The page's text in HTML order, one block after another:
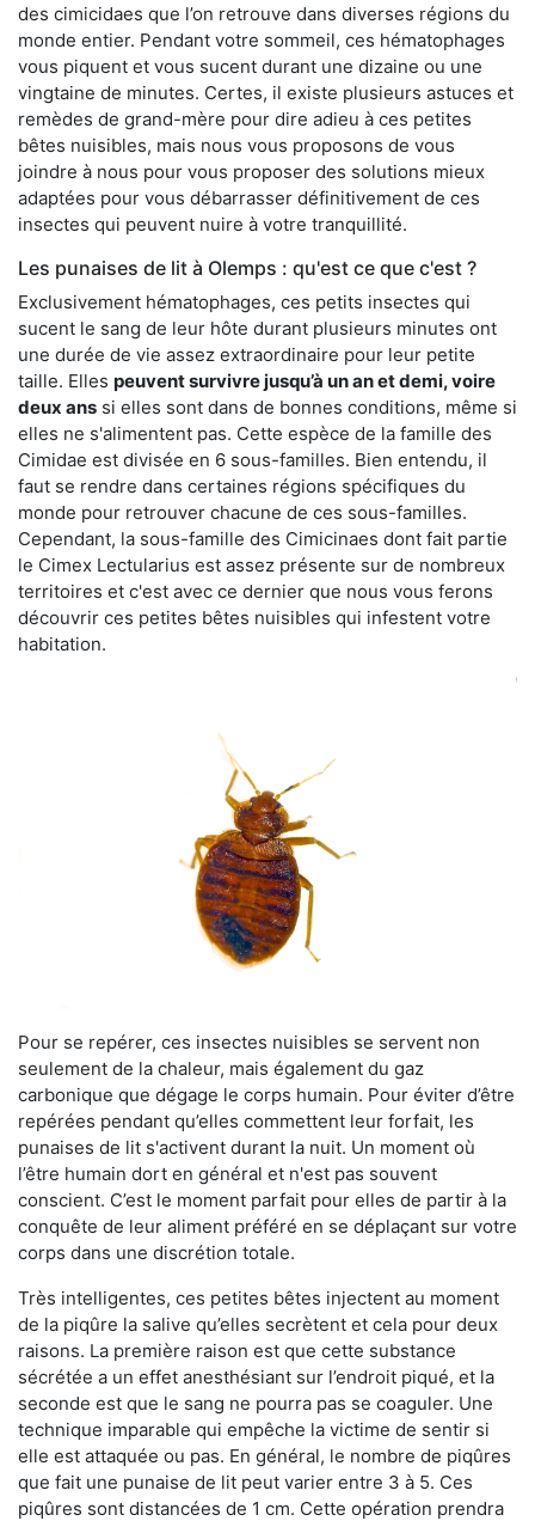
des cimicidaes que l’on retrouve dans diverses régions du
monde entier. Pendant votre sommeil, ces hématophages
vous piquent et vous sucent durant une dizaine ou une
vingtaine de minutes. Certes, il existe plusieurs astuces et
remèdes de grand-mère pour dire adieu à ces petites
bêtes nuisibles, mais nous vous proposons de vous
joindre à nous pour vous proposer des solutions mieux
adaptées pour vous débarrasser définitivement de ces
insectes qui peuvent nuire à votre tranquillité.
Les punaises de lit à Olemps : qu'est ce que c'est ?
Exclusivement hématophages, ces petits insectes qui
sucent le sang de leur hôte durant plusieurs minutes ont
une durée de vie assez extraordinaire pour leur petite
taille. Elles peuvent survivre jusqu’à un an et demi, voire
deux ans si elles sont dans de bonnes conditions, même si
elles ne s'alimentent pas. Cette espèce de la famille des
Cimidae est divisée en 6 sous-familles. Bien entendu, il
faut se rendre dans certaines régions spécifiques du
monde pour retrouver chacune de ces sous-familles.
Cependant, la sous-famille des Cimicinaes dont fait partie
le Cimex Lectularius est assez présente sur de nombreux
territoires et c'est avec ce dernier que nous vous ferons
découvrir ces petites bêtes nuisibles qui infestent votre
habitation.
Pour se repérer, ces insectes nuisibles se servent non
seulement de la chaleur, mais également du gaz
carbonique que dégage le corps humain. Pour éviter d’être
repérées pendant qu’elles commettent leur forfait, les
punaises de lit s'activent durant la nuit. Un moment où
l’être humain dort en général et n'est pas souvent
conscient. C’est le moment parfait pour elles de partir à la
conquête de leur aliment préféré en se déplaçant sur votre
corps dans une discrétion totale.
Très intelligentes, ces petites bêtes injectent au moment
de la piqûre la salive qu’elles secrètent et cela pour deux
raisons. La première raison est que cette substance
sécrétée a un effet anesthésiant sur l’endroit piqué, et la
seconde est que le sang ne pourra pas se coaguler. Une
technique imparable qui empêche la victime de sentir si
elle est attaquée ou pas. En général, le nombre de piqûres
que fait une punaise de lit peut varier entre 3 à 5. Ces
piqûres sont distancées de 1 cm. Cette opération prendra